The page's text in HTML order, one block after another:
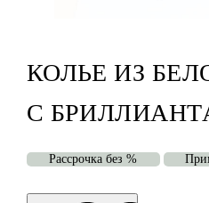
КОЛЬЕ ИЗ
С
Рассрочка без %